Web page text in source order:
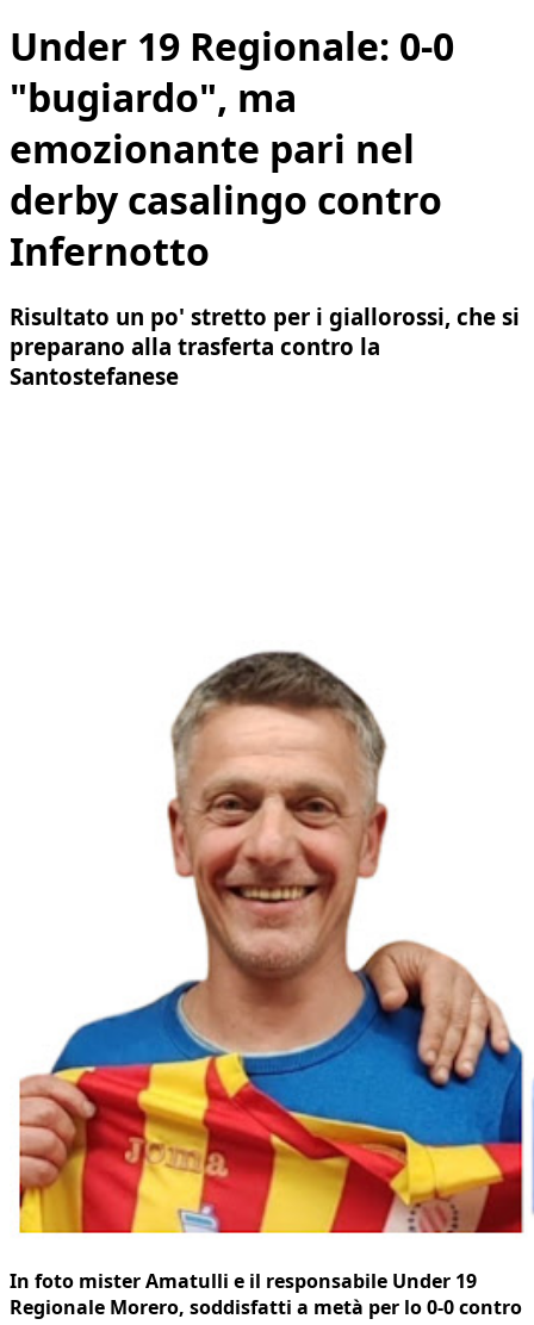
Under 19 Regionale: 0-0
"bugiardo", ma
emozionante pari nel
derby casalingo contro
Infernotto
Risultato un po' stretto per i giallorossi, che si
preparano alla trasferta contro la
Santostefanese
In foto mister Amatulli e il responsabile Under 19
Regionale Morero, soddisfatti a metà per lo 0-0 contro